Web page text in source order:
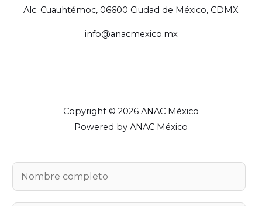
Alc. Cuauhtémoc, 06600 Ciudad de México, CDMX
info@anacmexico.mx
Copyright © 2026 ANAC México
Powered by ANAC México